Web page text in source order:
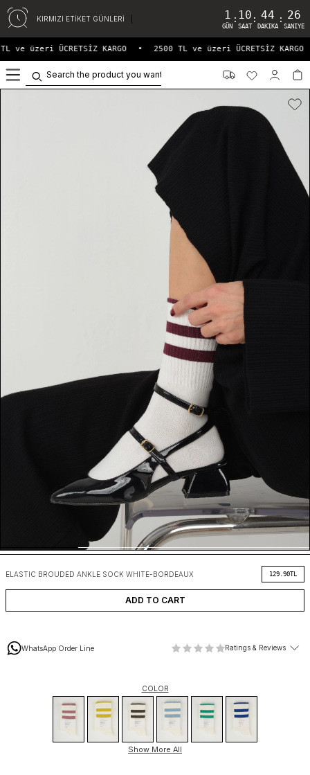
KIRMIZI ETİKET GÜNLERİ 1
GÜN
: 10
SAAT
: 44
DAKIKA
: 26
SANIYE
ve üzeri ÜCRETSİZ KARGO • 2500 TL ve üzeri ÜCRETSİZ KARGO
ELASTIC BROUDED ANKLE SOCK WHITE-BORDEAUX 129.90TL
ADD TO CART
WhatsApp Order Line Ratings & Reviews
COLOR
Show More All